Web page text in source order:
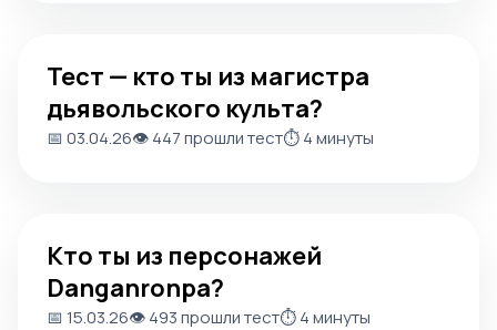
Тест — кто ты из магистра
дьявольского культа?
📅 03.04.26👁️ 447 прошли тест⏱️ 4 минуты
Кто ты из персонажей
Danganronpa?
📅 15.03.26👁️ 493 прошли тест⏱️ 4 минуты